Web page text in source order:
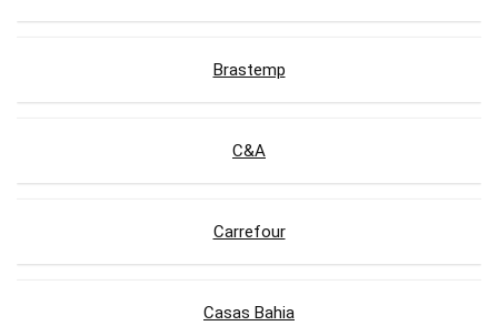
Brastemp
C&A
Carrefour
Casas Bahia